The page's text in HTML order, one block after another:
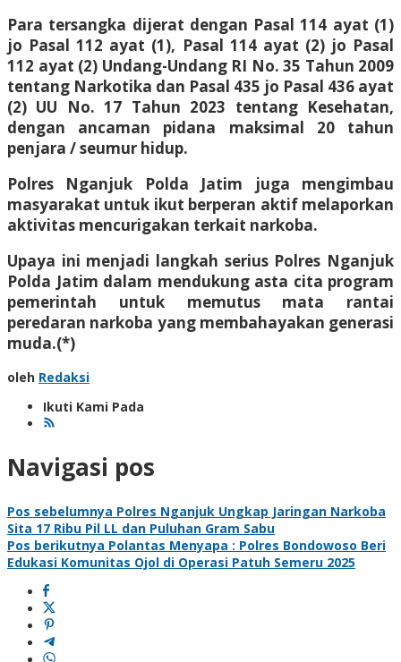
Para tersangka dijerat dengan Pasal 114 ayat (1)
jo Pasal 112 ayat (1), Pasal 114 ayat (2) jo Pasal
112 ayat (2) Undang-Undang RI No. 35 Tahun 2009
tentang Narkotika dan Pasal 435 jo Pasal 436 ayat
(2) UU No. 17 Tahun 2023 tentang Kesehatan,
dengan ancaman pidana maksimal 20 tahun
penjara / seumur hidup.
Polres Nganjuk Polda Jatim juga mengimbau
masyarakat untuk ikut berperan aktif melaporkan
aktivitas mencurigakan terkait narkoba.
Upaya ini menjadi langkah serius Polres Nganjuk
Polda Jatim dalam mendukung asta cita program
pemerintah untuk memutus mata rantai
peredaran narkoba yang membahayakan generasi
muda.(*)
oleh Redaksi
Ikuti Kami Pada
Navigasi pos
Pos sebelumnya Polres Nganjuk Ungkap Jaringan Narkoba
Sita 17 Ribu Pil LL dan Puluhan Gram Sabu
Pos berikutnya Polantas Menyapa : Polres Bondowoso Beri
Edukasi Komunitas Ojol di Operasi Patuh Semeru 2025